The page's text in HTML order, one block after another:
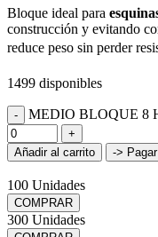
Bloque ideal para
construcción y evitando
reduce peso sin perder
1499 disponibles
MEDIO BLOQUE 8
Añadir al carrito ->
100 Unidades
COMPRAR
300 Unidades